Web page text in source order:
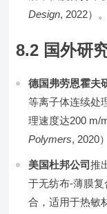
Design, 2022）。
8.2 国外研
德国弗劳恩霍夫
等离子体连续处
理速度达200 m/
Polymers, 2020
美国杜邦公司推
于无纺布-薄膜
合，适用于热敏